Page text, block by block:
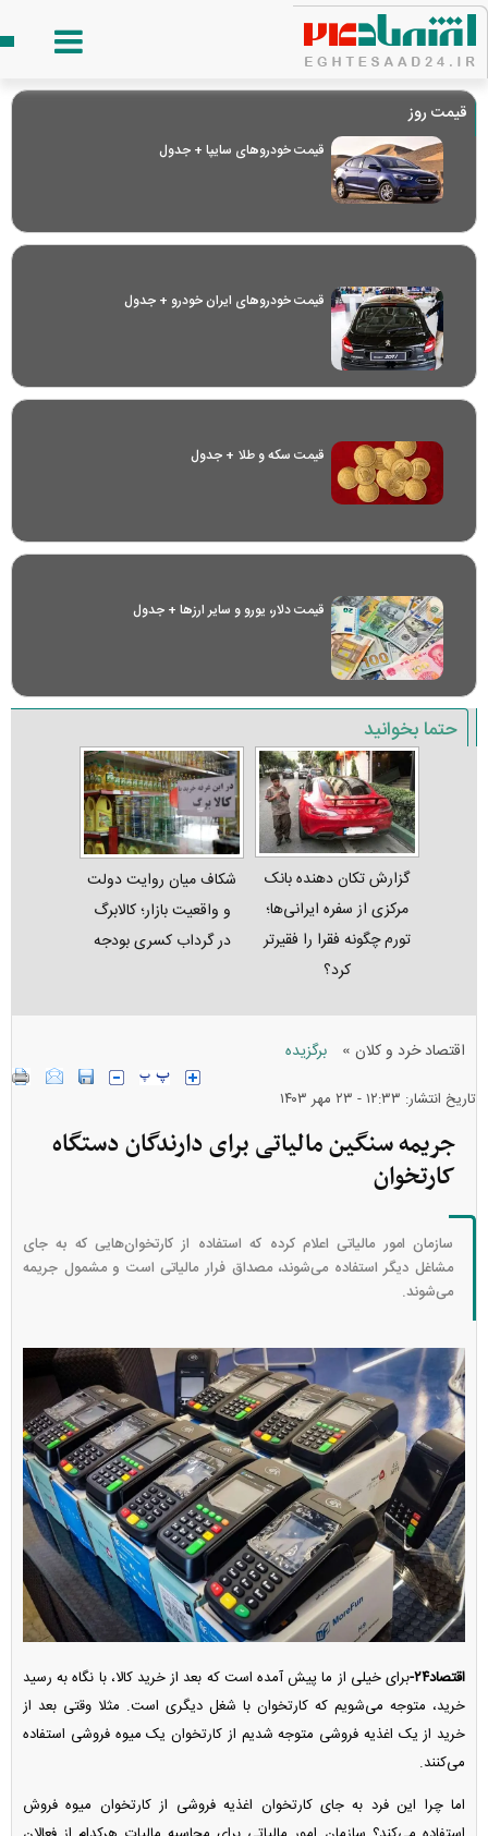
قیمت روز
قیمت خودرو‌های سایپا + جدول
قیمت خودرو‌های ایران خودرو + جدول
قیمت سکه و طلا + جدول
قیمت دلار، یورو و سایر ارز‌ها + جدول
حتما بخوانید
گزارش تکان‌ دهنده بانک
مرکزی از سفره ایرانی‌ها؛
تورم چگونه فقرا را فقیرتر
کرد؟
شکاف میان روایت دولت
و واقعیت بازار؛ کالابرگ
در گرداب کسری بودجه
اقتصاد خرد و کلان » برگزیده
تاریخ انتشار: ۱۲:۳۳ - ۲۳ مهر ۱۴۰۳
جریمه سنگین مالیاتی برای دارندگان دستگاه
کارتخوان
سازمان امور مالیاتی اعلام کرده که استفاده از کارتخوان‌هایی که به جای
مشاغل دیگر استفاده می‌شوند، مصداق فرار مالیاتی است و مشمول جریمه
می‌شوند.
اقتصاد۲۴-
برای خیلی از ما پیش آمده است که بعد از خرید کالا، با نگاه به رسید
خرید، متوجه می‌شویم که کارتخوان با شغل دیگری است. مثلا وقتی بعد از
خرید از یک اغذیه فروشی متوجه شدیم از کارتخوان یک میوه فروشی استفاده
می‌کنند.
اما چرا این فرد به جای کارتخوان اغذیه فروشی از کارتخوان میوه فروش